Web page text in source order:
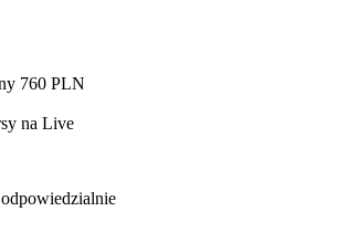
760 PLN
na Live